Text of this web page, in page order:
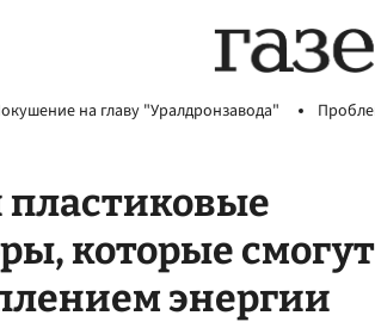
на главу "Уралдронзавода"
которые
энергии